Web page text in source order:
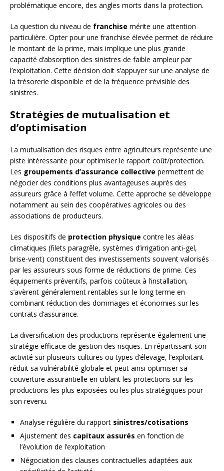
problématique encore, des angles morts dans la protection.
La question du niveau de franchise mérite une attention
particulière. Opter pour une franchise élevée permet de réduire
le montant de la prime, mais implique une plus grande
capacité d’absorption des sinistres de faible ampleur par
l’exploitation. Cette décision doit s’appuyer sur une analyse de
la trésorerie disponible et de la fréquence prévisible des
sinistres.
Stratégies de mutualisation et
d’optimisation
La mutualisation des risques entre agriculteurs représente une
piste intéressante pour optimiser le rapport coût/protection.
Les groupements d’assurance collective permettent de
négocier des conditions plus avantageuses auprès des
assureurs grâce à l’effet volume. Cette approche se développe
notamment au sein des coopératives agricoles ou des
associations de producteurs.
Les dispositifs de protection physique contre les aléas
climatiques (filets paragrêle, systèmes d’irrigation anti-gel,
brise-vent) constituent des investissements souvent valorisés
par les assureurs sous forme de réductions de prime. Ces
équipements préventifs, parfois coûteux à l’installation,
s’avèrent généralement rentables sur le long terme en
combinant réduction des dommages et économies sur les
contrats d’assurance.
La diversification des productions représente également une
stratégie efficace de gestion des risques. En répartissant son
activité sur plusieurs cultures ou types d’élevage, l’exploitant
réduit sa vulnérabilité globale et peut ainsi optimiser sa
couverture assurantielle en ciblant les protections sur les
productions les plus exposées ou les plus stratégiques pour
son revenu.
Analyse régulière du rapport sinistres/cotisations
Ajustement des capitaux assurés en fonction de
l’évolution de l’exploitation
Négociation des clauses contractuelles adaptées aux